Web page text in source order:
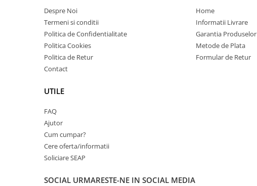
Laptopuri / notebookuri
Laptopuri gaming
Ultrabookuri
Laptop-uri 2 in 1
Accesorii laptop
Piese si accesorii
Accesorii Printing
Desktop PC
Despre Noi
Termeni si conditii
Politica de Confidentialitate
Politica Cookies
Politica de Retur
Contact
UTILE
FAQ
Ajutor
Cum cumpar?
Cere oferta/informatii
Soliciare SEAP
Home
Informatii Livrare
Garantia Produselor
Metode de Plata
Formular de Retur
SOCIAL URMARESTE-NE IN SOCIAL MEDIA